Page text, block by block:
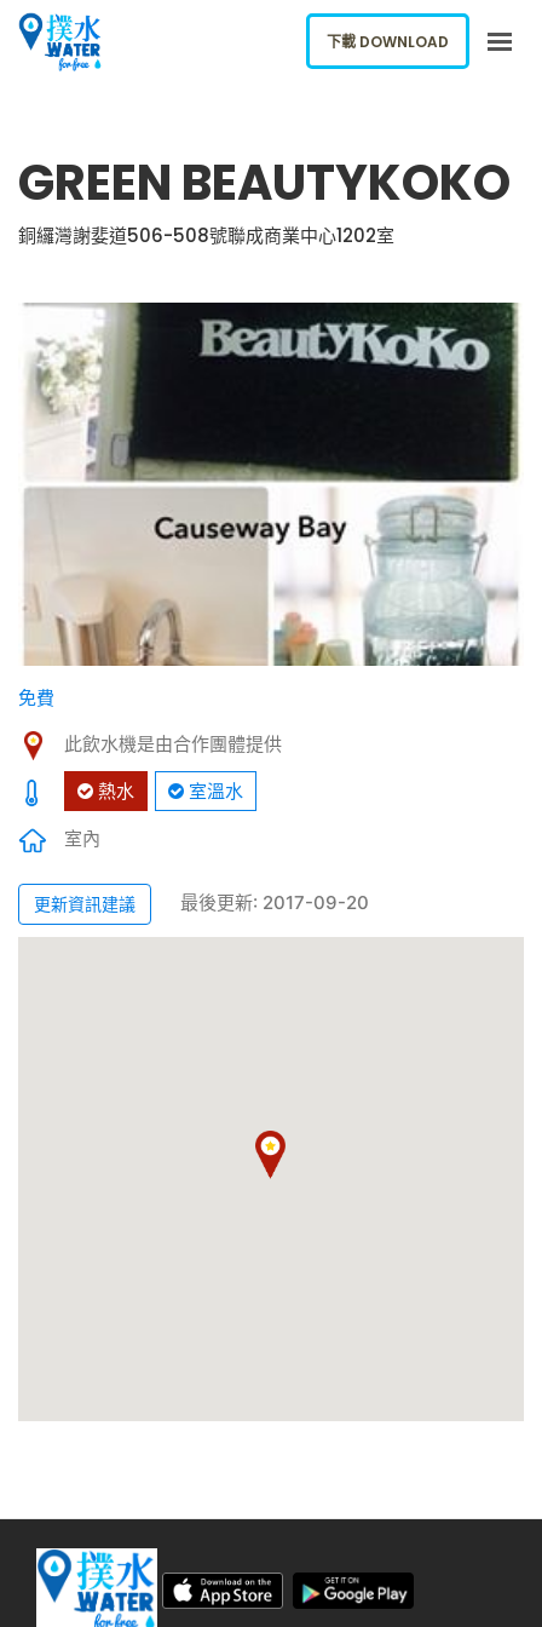
下載應用
ENGLISH
下載 DOWNLOAD
GREEN BEAUTYKOKO
銅纙灣謝婓道506-508號聯成商業中心1202室
免費
此飲水機是由合作團體提供
熱水 室溫水
室內
更新資訊建議 最後更新: 2017-09-20
下載 DOWNLOAD